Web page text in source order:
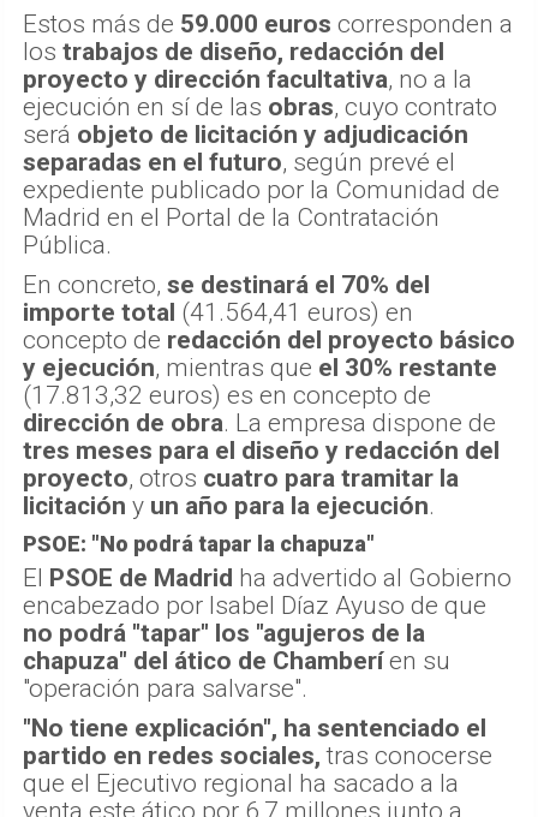
Estos más de 59.000 euros corresponden a
los trabajos de diseño, redacción del
proyecto y dirección facultativa, no a la
ejecución en sí de las obras, cuyo contrato
será objeto de licitación y adjudicación
separadas en el futuro, según prevé el
expediente publicado por la Comunidad de
Madrid en el Portal de la Contratación
Pública.
En concreto, se destinará el 70% del
importe total (41.564,41 euros) en
concepto de redacción del proyecto básico
y ejecución, mientras que el 30% restante
(17.813,32 euros) es en concepto de
dirección de obra. La empresa dispone de
tres meses para el diseño y redacción del
proyecto, otros cuatro para tramitar la
licitación y un año para la ejecución.
PSOE: "No podrá tapar la chapuza"
El PSOE de Madrid ha advertido al Gobierno
encabezado por Isabel Díaz Ayuso de que
no podrá "tapar" los "agujeros de la
chapuza" del ático de Chamberíen su
"operación para salvarse".
"No tiene explicación", ha sentenciado el
partido en redes sociales, tras conocerse
que el Ejecutivo regional ha sacado a la
venta este ático por 6,7 millones junto a